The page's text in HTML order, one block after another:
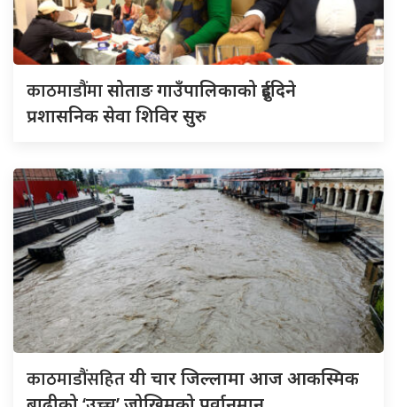
काठमाडौंमासोताङ गाउँपालिकाको दुईदिने
प्रशासनिक सेवा शिविर सुरु
काठमाडौंसहितयी चार जिल्लामा आज आकस्मिक